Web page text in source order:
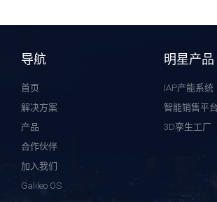
导航
首页
解决方案
产品
合作伙伴
加入我们
Galileo OS
明星产品
IAP产能系统
智能销售平台
3D孪生工厂